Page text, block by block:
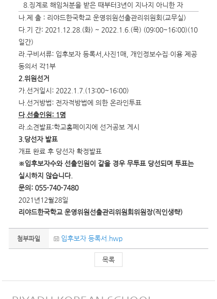
8.징계로 해임처분을 받은 때부터3년이 지나지 아니한 자
나.제 출 : 리야드한국학교 운영위원선출관리위원회(교무실)
다.기 간: 2021.12.28.(화) ~ 2022.1.6.(목) (09:00~16:00)(10
일간)
라.구비서류: 입후보자 등록서,사진1매, 개인정보수집·이용 제공
동의서 각1부
2. 위원선거
가.선거일시: 2022.1.7.(13:00~16:00)
나.선거방법: 전자적방법에 의한 온라인투표
다. 선출인원: 1명
라.소견발표:학교홈페이지에 선거공보 게시
3. 당선자 발표
개표 완료 후 당선자 확정발표
※입후보자수와 선출인원이 같을 경우 무투표 당선되며 투표는
실시하지 않습니다.
문의: 055-740-7480
2021년12월28일
리야드한국학교 운영위원선출관리위원회위원장(직인생략)
첨부파일 입후보자 등록서.hwp
목록